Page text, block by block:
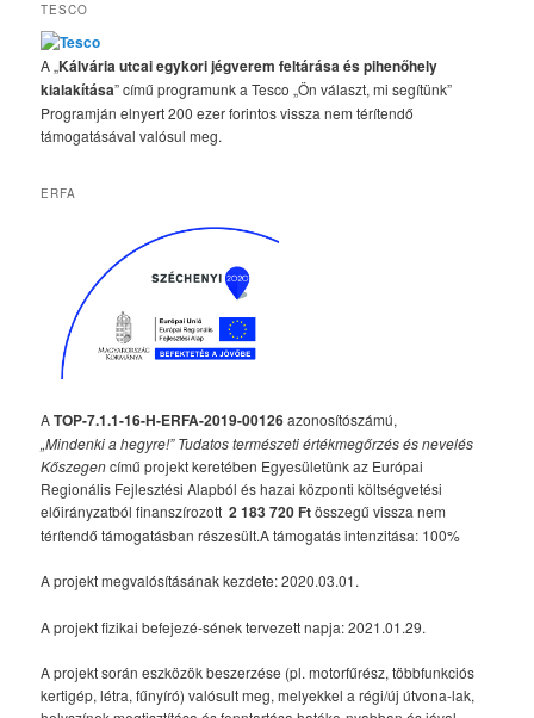
TESCO
A „Kálvária utcai egykori jégverem feltárása és pihenőhely
kialakítása” című programunk a Tesco „Ön választ, mi segítünk”
Programján elnyert 200 ezer forintos vissza nem térítendő
támogatásával valósul meg.
ERFA
ATOP-7.1.1-16-H-ERFA-2019-00126azonosítószámú,
„Mindenki a hegyre!” Tudatos természeti értékmegőrzés és nevelés
Kőszegencímű projekt keretében Egyesületünk az Európai
Regionális Fejlesztési Alapból és hazai központi költségvetési
előirányzatból finanszírozott2 183 720 Ftösszegű vissza nem
térítendő támogatásban részesült.A támogatás intenzitása: 100%
A projekt megvalósításának kezdete: 2020.03.01.
A projekt fizikai befejezé-sének tervezett napja: 2021.01.29.
A projekt során eszközök beszerzése (pl. motorfűrész, többfunkciós
kertigép, létra, fűnyíró) valósult meg, melyekkel a régi/új útvona-lak,